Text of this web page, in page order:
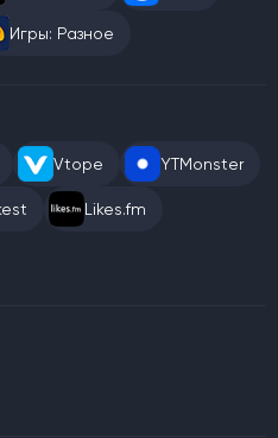
Игры: Разное
Vtope YTMonster
Likes.fm